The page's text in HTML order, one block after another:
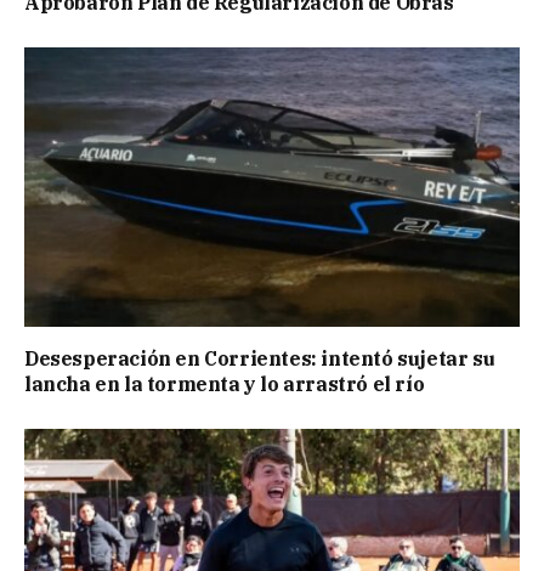
Desesperación en Corrientes: intentó sujetar su
lancha en la tormenta y lo arrastró el río